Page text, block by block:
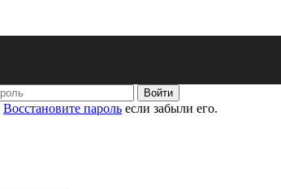
Восстановите пароль если забыли его.